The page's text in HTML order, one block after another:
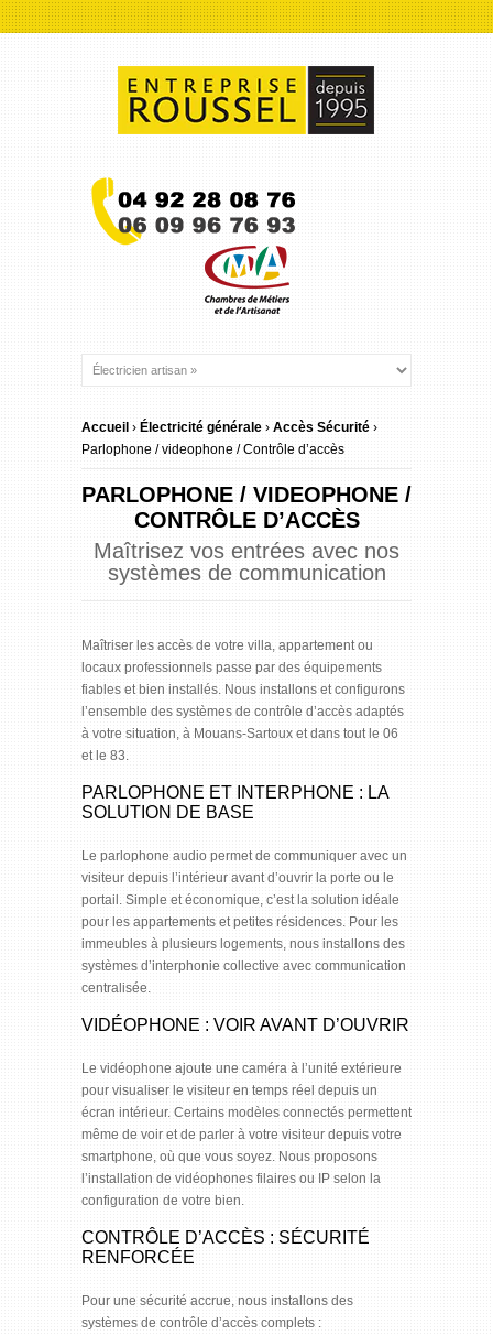
Accueil › Électricité générale › Accès Sécurité ›
Parlophone / videophone / Contrôle d’accès
PARLOPHONE / VIDEOPHONE /
CONTRÔLE D’ACCÈS
Maîtrisez vos entrées avec nos
systèmes de communication
Maîtriser les accès de votre villa, appartement ou
locaux professionnels passe par des équipements
fiables et bien installés. Nous installons et configurons
l’ensemble des systèmes de contrôle d’accès adaptés
à votre situation, à Mouans-Sartoux et dans tout le 06
et le 83.
PARLOPHONE ET INTERPHONE : LA
SOLUTION DE BASE
Le parlophone audio permet de communiquer avec un
visiteur depuis l’intérieur avant d’ouvrir la porte ou le
portail. Simple et économique, c’est la solution idéale
pour les appartements et petites résidences. Pour les
immeubles à plusieurs logements, nous installons des
systèmes d’interphonie collective avec communication
centralisée.
VIDÉOPHONE : VOIR AVANT D’OUVRIR
Le vidéophone ajoute une caméra à l’unité extérieure
pour visualiser le visiteur en temps réel depuis un
écran intérieur. Certains modèles connectés permettent
même de voir et de parler à votre visiteur depuis votre
smartphone, où que vous soyez. Nous proposons
l’installation de vidéophones filaires ou IP selon la
configuration de votre bien.
CONTRÔLE D’ACCÈS : SÉCURITÉ
RENFORCÉE
Pour une sécurité accrue, nous installons des
systèmes de contrôle d’accès complets :